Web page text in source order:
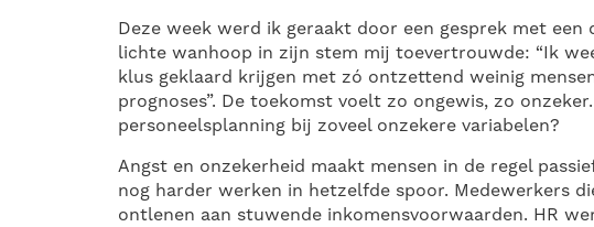
Deze week werd ik geraakt door een gesprek met
lichte wanhoop in zijn stem mij toevertrouwde: “Ik
klus geklaard krijgen met zó ontzettend weinig
prognoses”. De toekomst voelt zo ongewis, zo
personeelsplanning bij zoveel onzekere variabelen?
Angst en onzekerheid maakt mensen in de regel
nog harder werken in hetzelfde spoor. Medewerkers
ontlenen aan stuwende inkomensvoorwaarden. HR